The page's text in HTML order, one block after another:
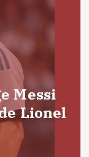
Messi
Lionel